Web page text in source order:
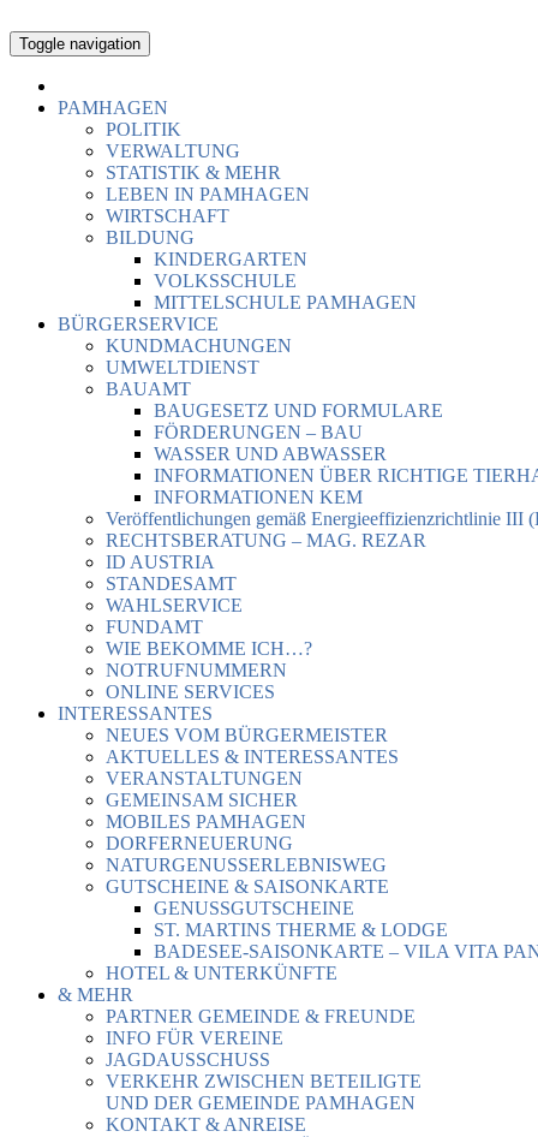
Toggle navigation
PAMHAGEN
POLITIK
VERWALTUNG
STATISTIK & MEHR
LEBEN IN PAMHAGEN
WIRTSCHAFT
BILDUNG
KINDERGARTEN
VOLKSSCHULE
MITTELSCHULE PAMHAGEN
BÜRGERSERVICE
KUNDMACHUNGEN
UMWELTDIENST
BAUAMT
BAUGESETZ UND FORMULARE
FÖRDERUNGEN – BAU
WASSER UND ABWASSER
INFORMATIONEN ÜBER RICHTIGE
INFORMATIONEN KEM
Veröffentlichungen gemäß Energieeffizienzrichtlinie III
RECHTSBERATUNG – MAG. REZAR
ID AUSTRIA
STANDESAMT
WAHLSERVICE
FUNDAMT
WIE BEKOMME ICH…?
NOTRUFNUMMERN
ONLINE SERVICES
INTERESSANTES
NEUES VOM BÜRGERMEISTER
AKTUELLES & INTERESSANTES
VERANSTALTUNGEN
GEMEINSAM SICHER
MOBILES PAMHAGEN
DORFERNEUERUNG
NATURGENUSSERLEBNISWEG
GUTSCHEINE & SAISONKARTE
GENUSSGUTSCHEINE
ST. MARTINS THERME & LODGE
BADESEE-SAISONKARTE – VILA VITA
HOTEL & UNTERKÜNFTE
& MEHR
PARTNER GEMEINDE & FREUNDE
INFO FÜR VEREINE
JAGDAUSSCHUSS
VERKEHR ZWISCHEN BETEILIGTE
UND DER GEMEINDE PAMHAGEN
KONTAKT & ANREISE